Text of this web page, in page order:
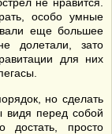
особо умные
еще большее
долетали, зато
для них
но сделать
видя перед собой
достать, просто